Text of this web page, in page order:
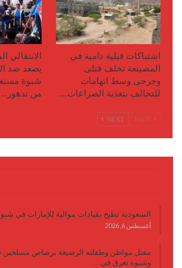
اشتباكات قبلية دامية في
المصينعة تخلف قتلى
وجرحى وسط اتهامات
للتحالف بتغذية الصراعات…
الانتقالي
يصعد ضد
شبوة
من
NEXT
السعودية تطيح بقيادات موالية للإمارات في
أغسطس 6, 2026
مقتل مواطن وطفلته الرضيعة برصاص
وشبوة تغرق في…